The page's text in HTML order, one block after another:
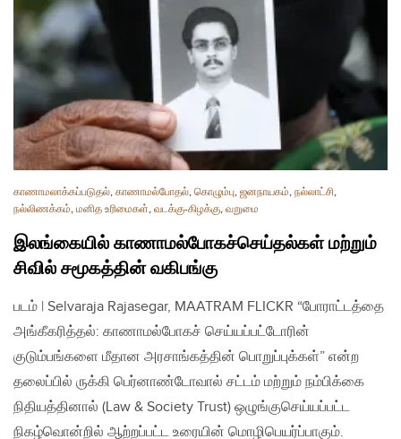
காணாமலாக்கப்படுதல், காணாமல்போதல், கொழும்பு, ஜனநாயகம், நல்லாட்சி,
நல்லிணக்கம், மனித உரிமைகள், வடக்கு-கிழக்கு, வறுமை
இலங்கையில் காணாமல்போகச்செய்தல்கள் மற்றும்
சிவில் சமூகத்தின் வகிபங்கு
படம் | Selvaraja Rajasegar, MAATRAM FLICKR “போராட்டத்தை
அங்கீகரித்தல்: காணாமல்போகச் செய்யப்பட்டோரின்
குடும்பங்களை மீதான அரசாங்கத்தின் பொறுப்புக்கள்” என்ற
தலைப்பில் ருக்கி பெர்னாண்டோவால் சட்டம் மற்றும் நம்பிக்கை
நிதியத்தினால் (Law & Society Trust) ஒழுங்குசெய்யப்பட்ட
நிகழ்வொன்றில் ஆற்றப்பட்ட உரையின் மொழிபெயர்ப்பாகும்.